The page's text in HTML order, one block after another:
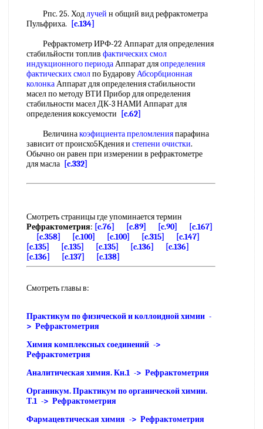
Рпс. 25. Ходлучей н общий вид рефрактометра
Пульфриха.
[c.134]
Рефрактометр ИРФ-22 Аппарат для определения
стабильйости топлив фактических смол
индукционного периодаАппарат дляопределения
фактических смолпо БударовуАбсорбционная
колонкаАппарат для определения стабильности
масел по методу ВТИ Прибор для определения
стабильности масел ДК-3 НАМИ Аппарат для
определения коксуемости
[c.62]
Величинакоэфициента преломленияпарафина
зависит от происхо5Кдения и степени очистки.
Обычно он равен при измерении в рефрактометре
для масла [c.332]
Смотреть страницы где упоминается термин
Рефрактометрия: [c.76] [c.89] [c.90]
[c.167]
[c.358]
[c.100] [c.100] [c.315]
[c.147]
[c.135]
[c.135] [c.135] [c.136]
[c.136]
[c.136]
[c.137] [c.138]
Смотреть главы в:
Практикум по физической и коллоидной химии -
> Рефрактометрия
Химия комплексных соединений ->
Рефрактометрия
Аналитическая химия. Кн.1 -> Рефрактометрия
Органикум. Практикум по органической химии.
Т.1 -> Рефрактометрия
Фармацевтическая химия -> Рефрактометрия